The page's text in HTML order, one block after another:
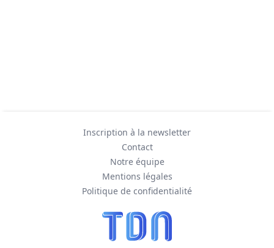
Inscription à la newsletter
Contact
Notre équipe
Mentions légales
Politique de confidentialité